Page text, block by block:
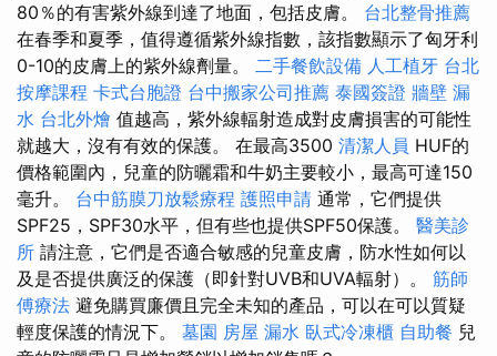
80％的有害紫外線到達了地面，包括皮膚。 台北整骨推薦
在春季和夏季，值得遵循紫外線指數，該指數顯示了匈牙利
0-10的皮膚上的紫外線劑量。 二手餐飲設備 人工植牙 台北
按摩課程 卡式台胞證 台中搬家公司推薦 泰國簽證 牆壁 漏
水 台北外燴 值越高，紫外線輻射造成對皮膚損害的可能性
就越大，沒有有效的保護。 在最高3500 清潔人員 HUF的
價格範圍內，兒童的防曬霜和牛奶主要較小，最高可達150
毫升。 台中筋膜刀放鬆療程 護照申請 通常，它們提供
SPF25，SPF30水平，但有些也提供SPF50保護。 醫美診
所 請注意，它們是否適合敏感的兒童皮膚，防水性如何以
及是否提供廣泛的保護（即針對UVB和UVA輻射）。 筋師
傅療法 避免購買廉價且完全未知的產品，可以在可以質疑
輕度保護的情況下。 墓園 房屋 漏水 臥式冷凍櫃 自助餐 兒